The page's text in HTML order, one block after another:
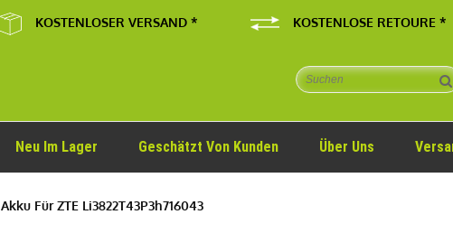
KOSTENLOSER VERSAND * KOSTENLOSE RETOURE *
Neu Im Lager Geschätzt Von Kunden Über Uns
Akku Für ZTE Li3822T43P3h716043